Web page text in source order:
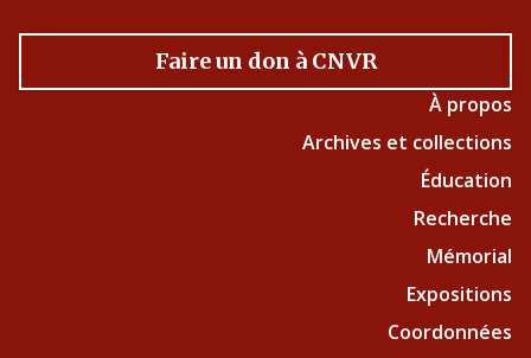
Faire un don à CNVR
À propos
Archives et collections
Éducation
Recherche
Mémorial
Expositions
Coordonnées